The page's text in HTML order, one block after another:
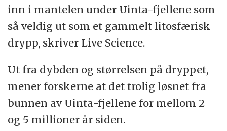
inn i mantelen under Uinta-fjellene som
så veldig ut som et gammelt litosfærisk
drypp, skriver Live Science.
Ut fra dybden og størrelsen på dryppet,
mener forskerne at det trolig løsnet fra
bunnen av Uinta-fjellene for mellom 2
og 5 millioner år siden.